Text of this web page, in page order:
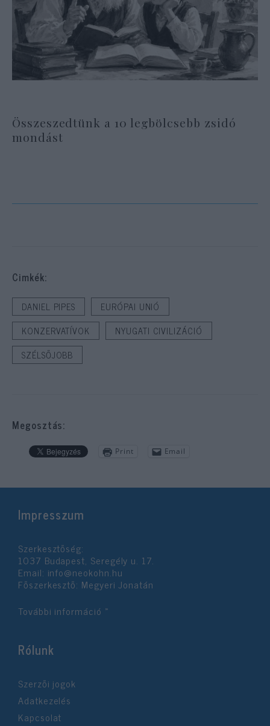
Összeszedtünk a 10 legbölcsebb zsidó
mondást
Cimkék:
DANIEL PIPES
EURÓPAI UNIÓ
KONZERVATÍVOK
NYUGATI CIVILIZÁCIÓ
SZÉLSŐJOBB
Megosztás:
Print Email
Impresszum
Szerkesztőség:
1037 Budapest, Seregély u. 17.
Email: info@neokohn.hu
Főszerkesztő: Megyeri Jonatán
További információ »
Rólunk
Szerzői jogok
Adatkezelés
Kapcsolat